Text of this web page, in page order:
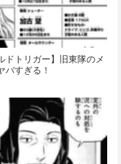
ドトリガー】旧東隊のメ
バすぎる！